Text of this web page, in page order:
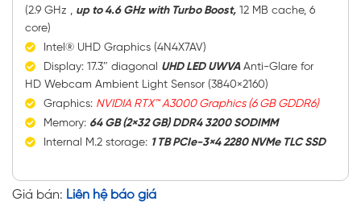
(2.9 GHz , up to 4.6 GHz with Turbo Boost,12 MB cache, 6
core)
Intel® UHD Graphics (4N4X7AV)
Display: 17.3″ diagonal UHD LED UWVAAnti-Glare for
HD Webcam Ambient Light Sensor (3840×2160)
Graphics: NVIDIA RTX™ A3000 Graphics (6 GB GDDR6)
Memory: 64 GB (2×32 GB) DDR4 3200 SODIMM
Internal M.2 storage: 1 TB PCIe-3×4 2280 NVMe TLC SSD
Giá bán: Liên hệ báo giá